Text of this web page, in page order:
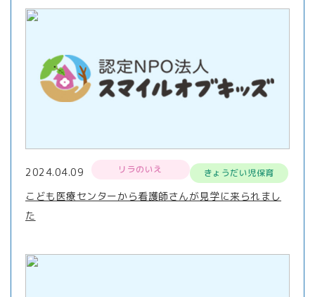
2024.04.09 リラのいえ きょうだい児保育
こども医療センターから看護師さんが見学に来られまし
た